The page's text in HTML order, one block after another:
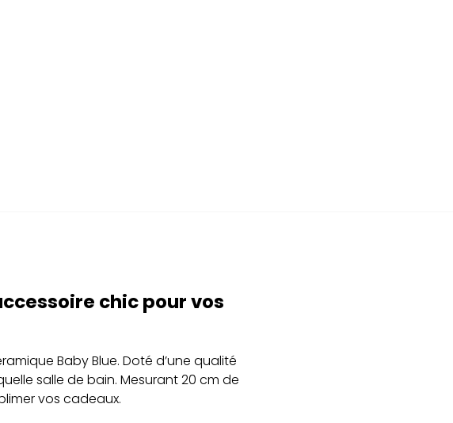
chic pour vos
Baby Blue. Doté d’une qualité
salle de bain. Mesurant 20 cm de
vos cadeaux.